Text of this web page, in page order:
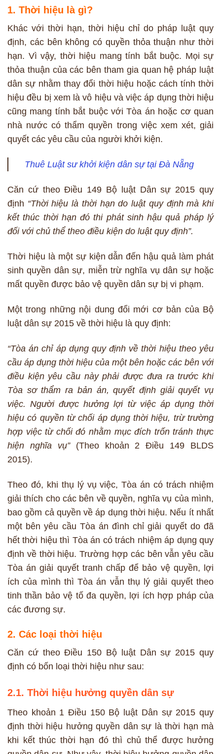
1. Thời hiệu là gì?
Khác với thời hạn, thời hiệu chỉ do pháp luật quy
định, các bên không có quyền thỏa thuận như thời
hạn. Vì vậy, thời hiệu mang tính bắt buộc. Mọi sự
thỏa thuận của các bên tham gia quan hệ pháp luật
dân sự nhằm thay đổi thời hiệu hoặc cách tính thời
hiệu đều bị xem là vô hiệu và việc áp dụng thời hiệu
cũng mang tính bắt buộc với Tòa án hoặc cơ quan
nhà nước có thẩm quyền trong việc xem xét, giải
quyết các yêu cầu của người khởi kiện.
Thuê Luật sư khởi kiện dân sự tại Đà Nẵng
Căn cứ theo Điều 149 Bộ luật Dân sự 2015 quy
định “Thời hiệu là thời hạn do luật quy định mà khi
kết thúc thời hạn đó thi phát sinh hậu quả pháp lý
đối với chủ thể theo điều kiện do luật quy định”.
Thời hiệu là một sự kiện dẫn đến hậu quả làm phát
sinh quyền dân sự, miễn trừ nghĩa vụ dân sự hoặc
mất quyền được bảo vệ quyền dân sự bị vi phạm.
Một trong những nội dung đổi mới cơ bản của Bộ
luật dân sự 2015 về thời hiệu là quy định:
“Tòa án chỉ áp dụng quy định về thời hiệu theo yêu
cầu áp dụng thời hiệu của một bên hoặc các bên với
điều kiện yêu cầu này phải được đưa ra trước khi
Tòa sơ thẩm ra bản án, quyết định giải quyết vụ
việc. Người được hưởng lợi từ việc áp dụng thời
hiệu có quyền từ chối áp dụng thời hiệu, trừ trường
hợp việc từ chối đó nhằm mục đích trốn tránh thực
hiện nghĩa vụ”(Theo khoản 2 Điều 149 BLDS
2015).
Theo đó, khi thụ lý vụ việc, Tòa án có trách nhiệm
giải thích cho các bên về quyền, nghĩa vụ của mình,
bao gồm cả quyền về áp dụng thời hiệu. Nếu ít nhất
một bên yêu cầu Tòa án đình chỉ giải quyết do đã
hết thời hiệu thì Tòa án có trách nhiệm áp dụng quy
định về thời hiệu. Trường hợp các bên vẫn yêu cầu
Tòa án giải quyết tranh chấp để bảo vệ quyền, lợi
ích của mình thì Tòa án vẫn thụ lý giải quyết theo
tinh thần bảo vệ tố đa quyền, lợi ích hợp pháp của
các đương sự.
2. Các loại thời hiệu
Căn cứ theo Điều 150 Bộ luật Dân sự 2015 quy
định có bốn loại thời hiệu như sau:
2.1. Thời hiệu hưởng quyền dân sự
Theo khoản 1 Điều 150 Bộ luật Dân sự 2015 quy
định thời hiệu hưởng quyền dân sự là thời hạn mà
khi kết thúc thời hạn đó thì chủ thể được hưởng